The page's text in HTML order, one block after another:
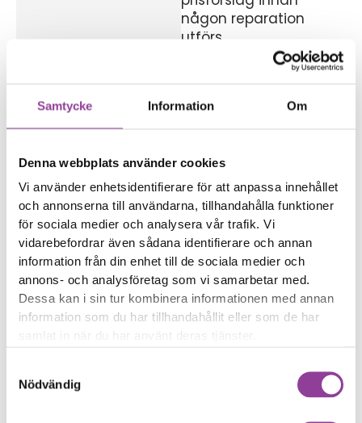
Samtycke Information Om
Denna webbplats använder cookies
Vi använder enhetsidentifierare för att anpassa innehållet
och annonserna till användarna, tillhandahålla funktioner
för sociala medier och analysera vår trafik. Vi
vidarebefordrar även sådana identifierare och annan
information från din enhet till de sociala medier och
annons- och analysföretag som vi samarbetar med.
Dessa kan i sin tur kombinera informationen med annan
information som du har tillhandahållit eller som de har
samlat in när du har använt deras tjänster.
Nödvändig
någon reparation
utförs.
kr
Enheten har ovanliga
vattenskador
Reparations tid – Ca
30 minuter
Felsökningen är
kostnadsfri vid en
reparation på enheten
Boka tid